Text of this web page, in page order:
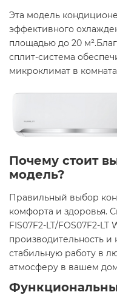
Эта модель
эффективного
площадью до 20
сплит-система
микроклимат в
Почему стоит
модель?
Правильный выбор
комфорта и здоровья.
FIS07F2-LT/FOS07F2-
производительность и
стабильную работу в
атмосферу в вашем